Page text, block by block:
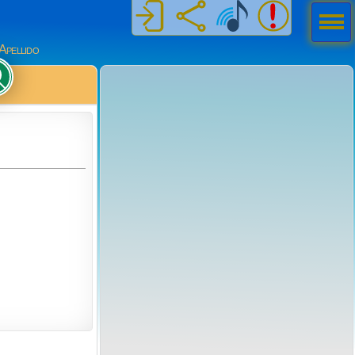
Men
ú